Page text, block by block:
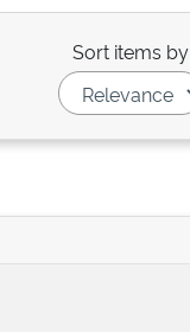
Sort items by